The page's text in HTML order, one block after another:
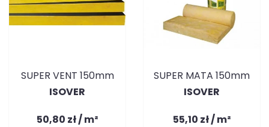
SUPER VENT 150mm
ISOVER
50,80 zł / m²
SUPER MATA 150mm
ISOVER
55,10 zł / m²